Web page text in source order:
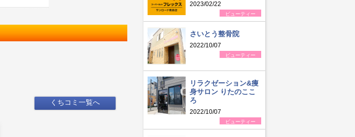
くちコミ一覧へ
2023/02/22
ビューティー
さいとう整骨院
2022/10/07
ビューティー
リラクゼーション&痩
身サロン りたのここ
ろ
2022/10/07
ビューティー